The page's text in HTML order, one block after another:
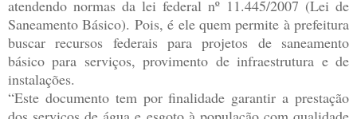
atendendo normas da lei federal nº 11.445/2007 (Lei de
Saneamento Básico). Pois, é ele quem permite à prefeitura
buscar recursos federais para projetos de saneamento
básico para serviços, provimento de infraestrutura e de
instalações.
“Este documento tem por finalidade garantir a prestação